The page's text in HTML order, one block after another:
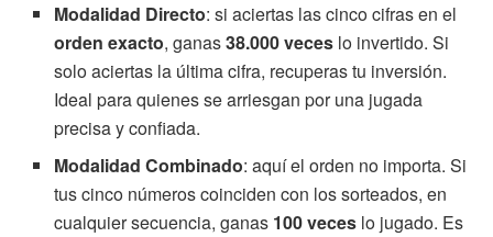
Modalidad Directo: si aciertas las cinco cifras en el
orden exacto, ganas38.000 veces lo invertido. Si
solo aciertas la última cifra, recuperas tu inversión.
Ideal para quienes se arriesgan por una jugada
precisa y confiada.
Modalidad Combinado: aquí el orden no importa. Si
tus cinco números coinciden con los sorteados, en
cualquier secuencia, ganas 100 veces lo jugado. Es